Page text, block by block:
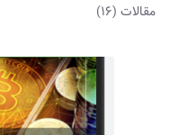
مقالات (16)